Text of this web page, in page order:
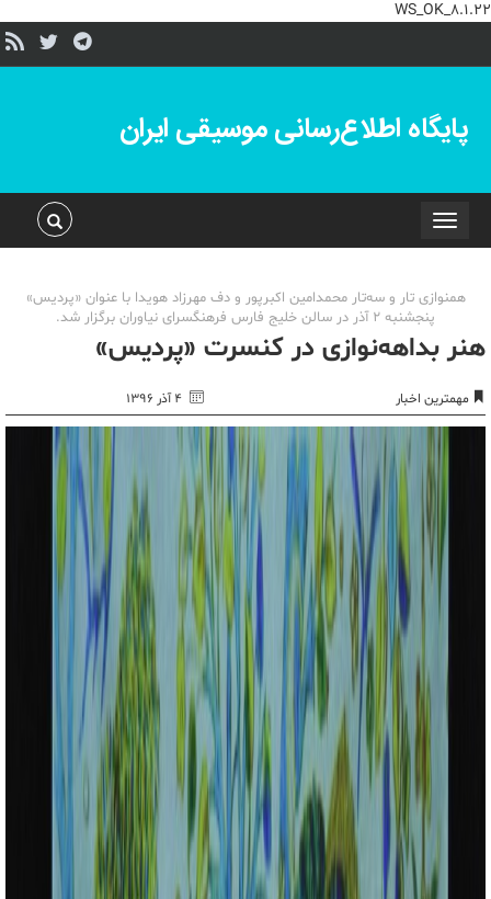
WS_OK_8.1.22
پایگاه اطلاع‌رسانی موسیقی ایران
Toggle
navigation
همنوازی تار و سه‌تار محمدامین اکبرپور و دف مهرزاد هویدا با عنوان «پردیس»
پنجشنبه 2 آذر در سالن خلیج فارس فرهنگسرای نیاوران برگزار شد.
هنر بداهه‌نوازی در کنسرت «پردیس»
مهمترین اخبار ۴ آذر ۱۳۹۶